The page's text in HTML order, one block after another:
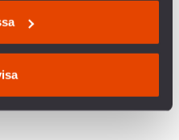
– MILITÄREN KAN INTE